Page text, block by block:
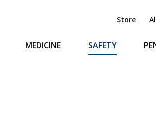
Store
MEDICINE SAFETY